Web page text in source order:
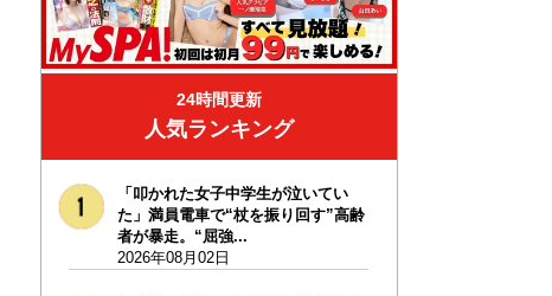
24時間更新
人気ランキング
「叩かれた女子中学生が泣いてい
た」満員電車で“杖を振り回す”高齢
者が暴走。“屈強...
2026年08月02日